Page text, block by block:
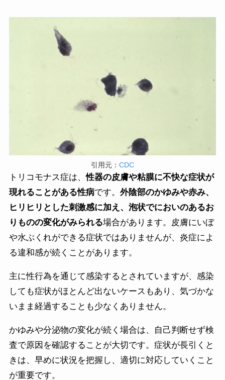
引用元： CDC
トリコモナス症は、性器の皮膚や粘膜に不快な症状が
現れることがある性病です。 外陰部のかゆみや赤み、
ヒリヒリとした刺激感に加え、泡状でにおいのあるお
りものの変化がみられる場合があります。皮膚にいぼ
や水ぶくれができる症状ではありませんが、炎症によ
る違和感が続くことがあります。
主に性行為を通じて感染するとされていますが、感染
しても症状がほとんど出ないケースもあり、気づかな
いまま経過することも少なくありません。
かゆみや分泌物の変化が続く場合は、自己判断せず検
査で原因を確認することが大切です。症状が長引くと
きは、早めに状況を把握し、適切に対応していくこと
が重要です。